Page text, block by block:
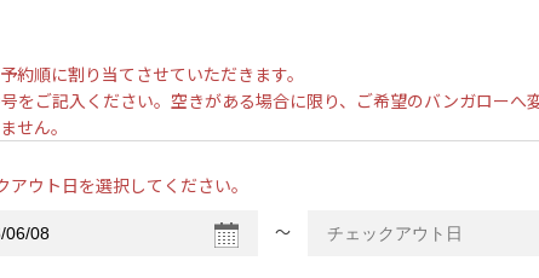
約順に割り当てさせていただきます。
ご記入ください。空きがある場合に限り、ご希望のバンガローへ
せん。
アウト日を選択してください。
〜